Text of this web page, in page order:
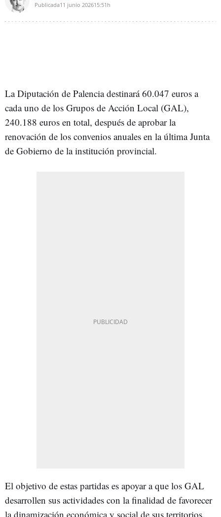
Publicada11 junio 202615:51h
La Diputación de Palencia destinará 60.047 euros a
cada uno de los Grupos de Acción Local (GAL),
240.188 euros en total, después de aprobar la
renovación de los convenios anuales en la última Junta
de Gobierno de la institución provincial.
El objetivo de estas partidas es apoyar a que los GAL
desarrollen sus actividades con la finalidad de favorecer
la dinamización económica y social de sus territorios.